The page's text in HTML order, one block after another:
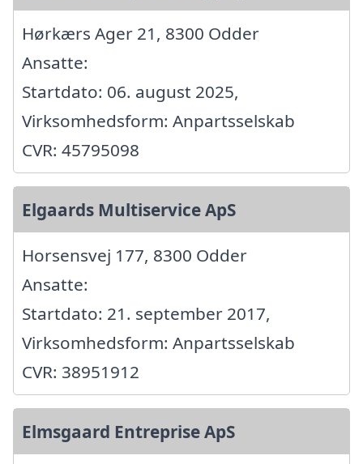
Hørkærs Ager 21, 8300 Odder
Ansatte:
Startdato: 06. august 2025,
Virksomhedsform: Anpartsselskab
CVR: 45795098
Elgaards Multiservice ApS
Horsensvej 177, 8300 Odder
Ansatte:
Startdato: 21. september 2017,
Virksomhedsform: Anpartsselskab
CVR: 38951912
Elmsgaard Entreprise ApS